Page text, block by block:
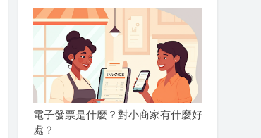
電子發票是什麼？對小商家有什麼好
處？